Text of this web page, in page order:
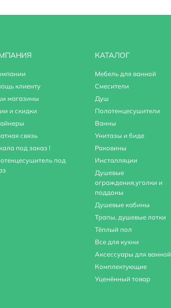
клиенту
магазины
и скидки
связь
под заказ !
под
КАТАЛОГ
Мебель для ванной
Смесители
Душ
Полотенцесушители
Ванны
Унитазы и биде
Раковины
Инсталляции
Душевые
ограждения,уголки и
поддоны
Душевые кабины
Трапы, душевые лотки
Тёплый пол
Все для кухни
Аксессуары для ванной
Комплектующие
Уценённый товар